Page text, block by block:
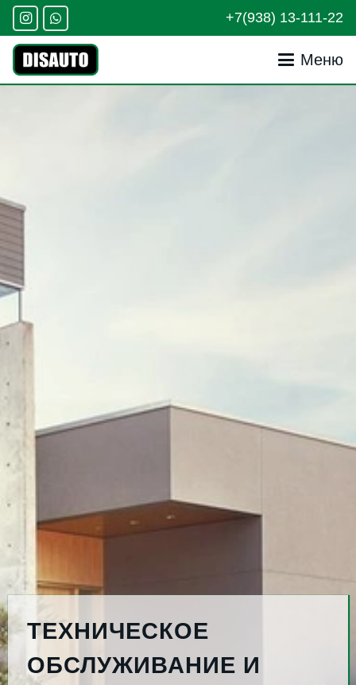
+7(938) 13-111-22
Меню
ТЕХНИЧЕСКОЕ
ОБСЛУЖИВАНИЕ И